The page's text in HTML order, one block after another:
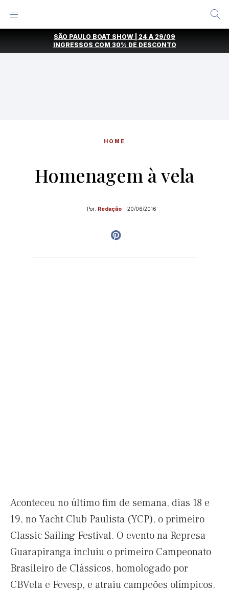
SÃO PAULO BOAT SHOW | 24 A 29/09
INGRESSOS COM 30% DE DESCONTO
HOME
Homenagem à vela
Por: Redação - 20/06/2016
Aconteceu no último fim de semana, dias 18 e
19, no Yacht Club Paulista (YCP), o primeiro
Classic Sailing Festival. O evento na Represa
Guarapiranga incluiu o primeiro Campeonato
Brasileiro de Clássicos, homologado por
CBVela e Fevesp, e atraiu campeões olímpicos,